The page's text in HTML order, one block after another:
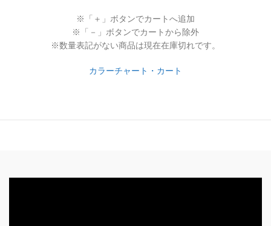
※「＋」ボタンでカートへ追加
※「－」ボタンでカートから除外
※数量表記がない商品は現在在庫切れです。
カラーチャート・カート